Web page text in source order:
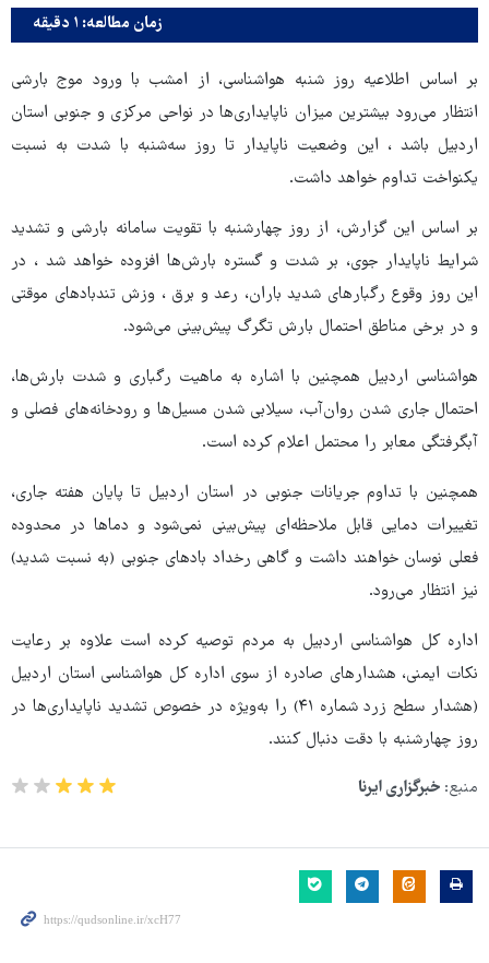
زمان مطالعه: ۱ دقیقه
بر اساس اطلاعیه روز شنبه هواشناسی، از امشب با ورود موج بارشی
انتظار می‌رود بیشترین میزان ناپایداری‌ها در نواحی مرکزی و جنوبی استان
اردبیل باشد ، این وضعیت ناپایدار تا روز سه‌شنبه با شدت به نسبت
یکنواخت تداوم خواهد داشت.
بر اساس این گزارش، از روز چهارشنبه با تقویت سامانه بارشی و تشدید
شرایط ناپایدار جوی، بر شدت و گستره بارش‌ها افزوده خواهد شد ، در
این روز وقوع رگبارهای شدید باران، رعد و برق ، وزش تندبادهای موقتی
و در برخی مناطق احتمال بارش تگرگ پیش‌بینی می‌شود.
هواشناسی اردبیل همچنین با اشاره به ماهیت رگباری و شدت بارش‌ها،
احتمال جاری شدن روان‌آب، سیلابی شدن مسیل‌ها و رودخانه‌های فصلی و
آبگرفتگی معابر را محتمل اعلام کرده است.
همچنین با تداوم جریانات جنوبی در استان اردبیل تا پایان هفته جاری،
تغییرات دمایی قابل ملاحظه‌ای پیش‌بینی نمی‌شود و دماها در محدوده
فعلی نوسان خواهند داشت و گاهی رخداد بادهای جنوبی (به نسبت شدید)
نیز انتظار می‌رود.
اداره کل هواشناسی اردبیل به مردم توصیه کرده است علاوه بر رعایت
نکات ایمنی، هشدارهای صادره از سوی اداره کل هواشناسی استان اردبیل
(هشدار سطح زرد شماره ۴۱) را به‌ویژه در خصوص تشدید ناپایداری‌ها در
روز چهارشنبه با دقت دنبال کنند.
منبع: خبرگزاری ایرنا